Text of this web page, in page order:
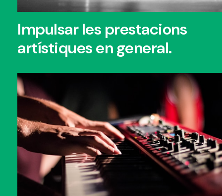
Impulsar les prestacions
artístiques en general.